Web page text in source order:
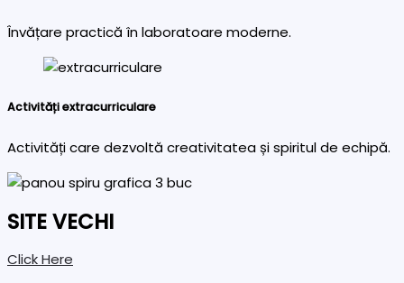
Învățare practică în laboratoare moderne.
Activități extracurriculare
Activități care dezvoltă creativitatea și spiritul de echipă.
SITE VECHI
Click Here